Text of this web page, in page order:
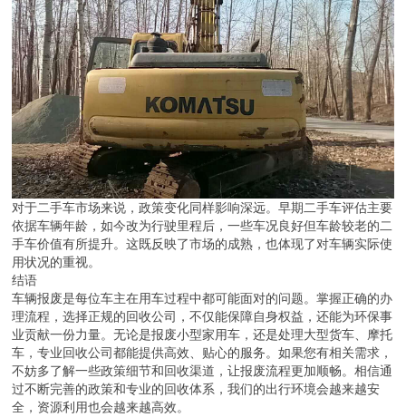
对于二手车市场来说，政策变化同样影响深远。早期二手车评估主要
依据车辆年龄，如今改为行驶里程后，一些车况良好但车龄较老的二
手车价值有所提升。这既反映了市场的成熟，也体现了对车辆实际使
用状况的重视。
结语
车辆报废是每位车主在用车过程中都可能面对的问题。掌握正确的办
理流程，选择正规的回收公司，不仅能保障自身权益，还能为环保事
业贡献一份力量。无论是报废小型家用车，还是处理大型货车、摩托
车，专业回收公司都能提供高效、贴心的服务。如果您有相关需求，
不妨多了解一些政策细节和回收渠道，让报废流程更加顺畅。相信通
过不断完善的政策和专业的回收体系，我们的出行环境会越来越安
全，资源利用也会越来越高效。